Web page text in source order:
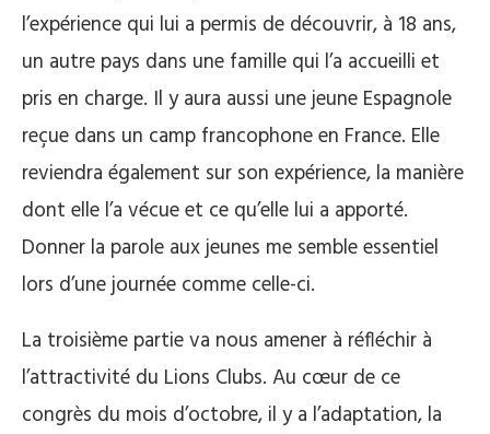
l’expérience qui lui a permis de découvrir, à 18 ans,
un autre pays dans une famille qui l’a accueilli et
pris en charge. Il y aura aussi une jeune Espagnole
reçue dans un camp francophone en France. Elle
reviendra également sur son expérience, la manière
dont elle l’a vécue et ce qu’elle lui a apporté.
Donner la parole aux jeunes me semble essentiel
lors d’une journée comme celle-ci.
La troisième partie va nous amener à réfléchir à
l’attractivité du Lions Clubs. Au cœur de ce
congrès du mois d’octobre, il y a l’adaptation, la